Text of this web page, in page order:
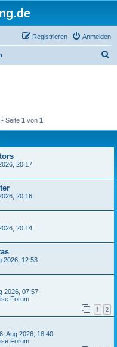
Anmelden
Registrieren
Seite 1 von 1
20:17
20:16
20:14
2026, 12:53
2026, 07:57
Forum
1 2
Aug 2026, 18:40
Forum